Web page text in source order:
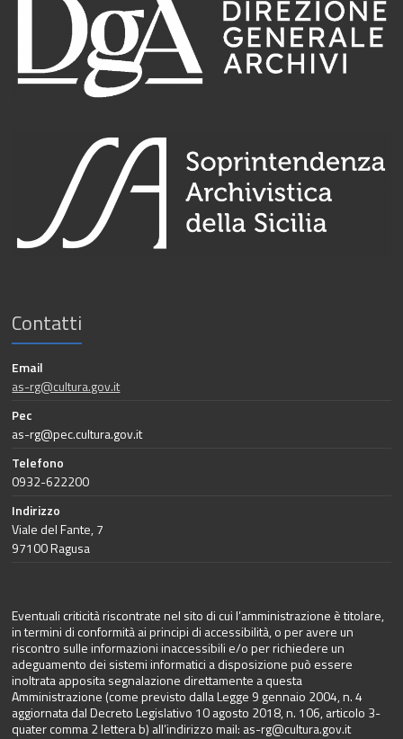
Contatti
Email
as-rg@cultura.gov.it
Pec
as-rg@pec.cultura.gov.it
Telefono
0932-622200
Indirizzo
Viale del Fante, 7
97100 Ragusa
Eventuali criticità riscontrate nel sito di cui l’amministrazione è titolare,
in termini di conformità ai principi di accessibilità, o per avere un
riscontro sulle informazioni inaccessibili e/o per richiedere un
adeguamento dei sistemi informatici a disposizione può essere
inoltrata apposita segnalazione direttamente a questa
Amministrazione (come previsto dalla Legge 9 gennaio 2004, n. 4
aggiornata dal Decreto Legislativo 10 agosto 2018, n. 106, articolo 3-
quater comma 2 lettera b) all’indirizzo mail: as-rg@cultura.gov.it